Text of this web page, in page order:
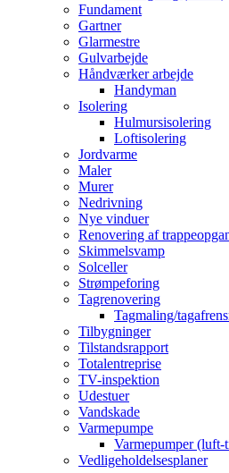
Fundament
Gartner
Glarmestre
Gulvarbejde
Håndværker arbejde
Handyman
Isolering
Hulmursisolering
Loftisolering
Jordvarme
Maler
Murer
Nedrivning
Nye vinduer
Renovering af
Skimmelsvamp
Solceller
Strømpeforing
Tagrenovering
Tagmaling/
Tilbygninger
Tilstandsrapport
Totalentreprise
TV-inspektion
Udestuer
Vandskade
Varmepumpe
Varmepumper
Vedligeholdelsesplaner